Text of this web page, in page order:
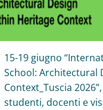
Titolo card:
15-19 giugno
School: Architectural
Context_Tuscia
studenti, docenti e